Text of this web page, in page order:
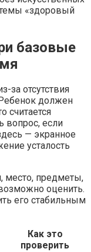
«здоровый
базовые
за отсутствия
должен
считается
вопрос, если
— экранное
усталость
место, предметы,
оценить.
его стабильным
Как это
проверить